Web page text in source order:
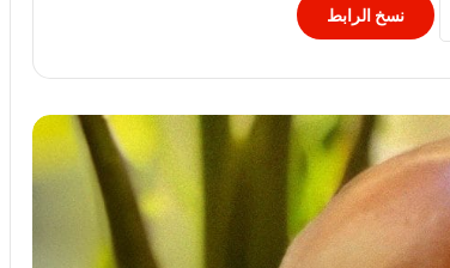
نسخ الرابط
بكورسيكا
الصحف العالمية: صدام ترامب وهيجسيث
بسبب الذخائر.. وقلق بالكونجرس من
شراكة أقوى مع إسرائيل..